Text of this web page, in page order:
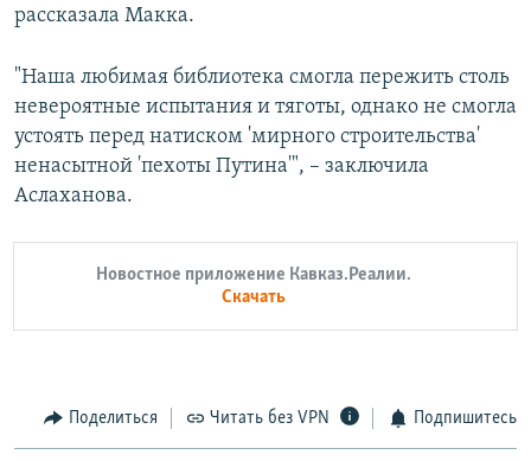
рассказала Макка.
"Наша любимая библиотека смогла пережить столь
невероятные испытания и тяготы, однако не смогла
устоять перед натиском 'мирного строительства'
ненасытной 'пехоты Путина'", – заключила
Аслаханова.
Новостное приложение Кавказ.Реалии.
Скачать
Поделиться Читать без VPN Подпишитесь